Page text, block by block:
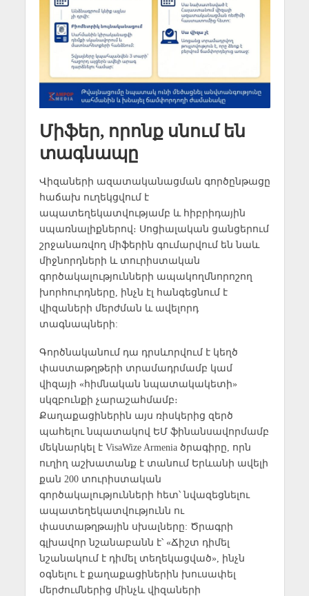
Միֆեր, որոնք սնում են
տագնապը
Վիզաների ազատականացման գործընթացը
հաճախ ուղեկցվում է
ապատեղեկատվությամբ և հիբրիդային
սպառնալիքներով։ Սոցիալական ցանցերում
շրջանառվող միֆերին գումարվում են նաև
միջնորդների և տուրիստական
գործակալությունների ապակողմնորոշող
խորհուրդները, ինչն էլ հանգեցնում է
վիզաների մերժման և ավելորդ
տագնապների:
Գործնականում դա դրսևորվում է կեղծ
փաստաթղթերի տրամադրմամբ կամ
վիզայի «հիմնական նպատակակետի»
սկզբունքի չարաշահմամբ։
Քաղաքացիներին այս ռիսկերից զերծ
պահելու նպատակով ԵՄ ֆինանսավորմամբ
մեկնարկել է VisaWize Armenia ծրագիրը, որն
ուղիղ աշխատանք է տանում Երևանի ավելի
քան 200 տուրիստական
գործակալությունների հետ՝ նվազեցնելու
ապատեղեկատվությունն ու
փաստաթղթային սխալները: Ծրագրի
գլխավոր նշանաբանն է՝ «Ճիշտ դիմել
նշանակում է դիմել տեղեկացված», ինչն
օգնելու է քաղաքացիներին խուսափել
մերժումներից մինչև վիզաների